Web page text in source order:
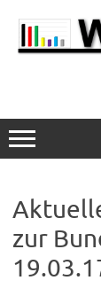
Inhalt
springen
zur